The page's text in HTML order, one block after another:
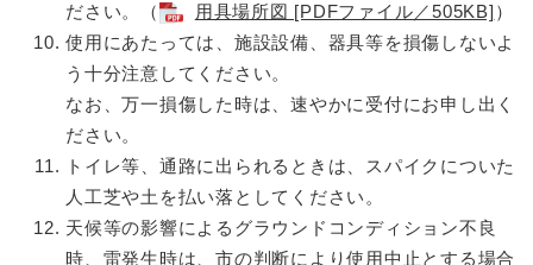
ださい。（
用具場所図 [PDFファイル／505KB] ）
使用にあたっては、施設設備、器具等を損傷しないよ
う十分注意してください。
なお、万一損傷した時は、速やかに受付にお申し出く
ださい。
トイレ等、通路に出られるときは、スパイクについた
人工芝や土を払い落としてください。
天候等の影響によるグラウンドコンディション不良
時、雷発生時は、市の判断により使用中止とする場合